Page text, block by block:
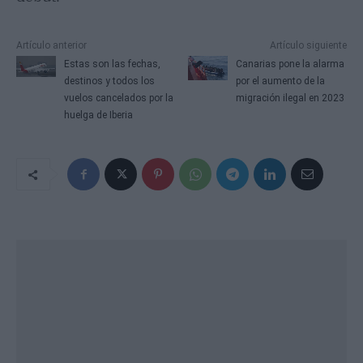
Artículo anterior
Estas son las fechas,
destinos y todos los
vuelos cancelados por la
huelga de Iberia
Artículo siguiente
Canarias pone la alarma
por el aumento de la
migración ilegal en 2023